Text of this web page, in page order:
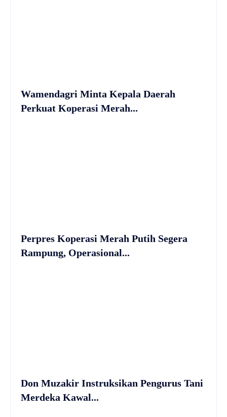
Wamendagri Minta Kepala Daerah
Perkuat Koperasi Merah...
Perpres Koperasi Merah Putih Segera
Rampung, Operasional...
Don Muzakir Instruksikan Pengurus Tani
Merdeka Kawal...